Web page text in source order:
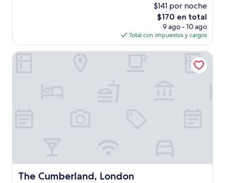
$141 por noche
El
precio
actual
es
de
$170 en total
9 ago - 10 ago
Total con impuestos y cargos
The Cumberland, London
The Cumberland, London
The Cumberland, London